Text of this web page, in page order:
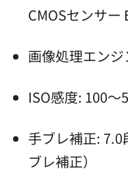
CMOSセンサー
画像処理エンジ
ISO感度: 100〜
手ブレ補正:
ブレ補正）